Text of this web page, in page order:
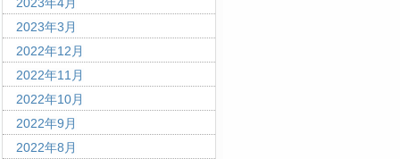
2023年3月
2022年12月
2022年11月
2022年10月
2022年9月
2022年8月